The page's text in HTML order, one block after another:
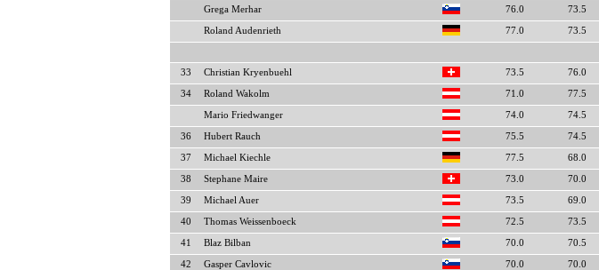
Grega Merhar 76.0 73.5
Roland Audenrieth 77.0 73.5
33 Christian Kryenbuehl 73.5 76.0
34 Roland Wakolm 71.0 77.5
Mario Friedwanger 74.0 74.5
36 Hubert Rauch 75.5 74.5
37 Michael Kiechle 77.5 68.0
38 Stephane Maire 73.0 70.0
39 Michael Auer 73.5 69.0
40 Thomas Weissenboeck 72.5 73.5
41 Blaz Bilban 70.0 70.5
42 Gasper Cavlovic 70.0 70.0